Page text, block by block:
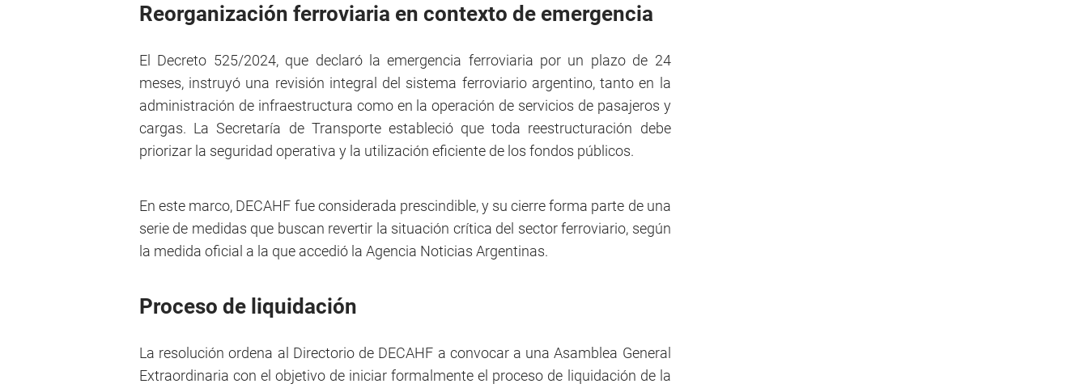
Reorganización ferroviaria en contexto de emergencia
El Decreto 525/2024, que declaró la emergencia ferroviaria por un plazo de 24
meses, instruyó una revisión integral del sistema ferroviario argentino, tanto en la
administración de infraestructura como en la operación de servicios de pasajeros y
cargas. La Secretaría de Transporte estableció que toda reestructuración debe
priorizar la seguridad operativa y la utilización eficiente de los fondos públicos.
En este marco, DECAHF fue considerada prescindible, y su cierre forma parte de una
serie de medidas que buscan revertir la situación crítica del sector ferroviario, según
la medida oficial a la que accedió la Agencia Noticias Argentinas.
Proceso de liquidación
La resolución ordena al Directorio de DECAHF a convocar a una Asamblea General
Extraordinaria con el objetivo de iniciar formalmente el proceso de liquidación de la